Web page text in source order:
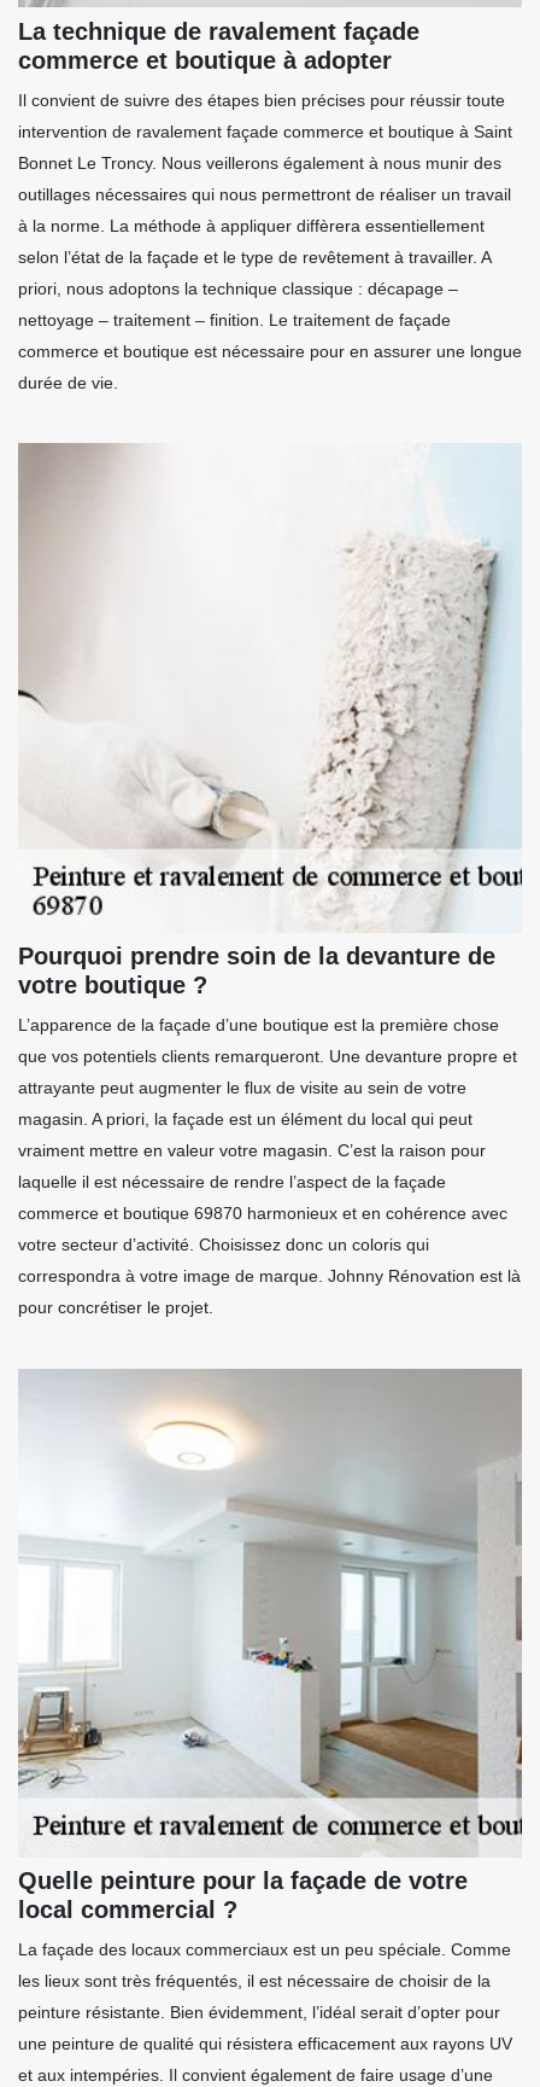
La technique de ravalement façade
commerce et boutique à adopter
Il convient de suivre des étapes bien précises pour réussir toute
intervention de ravalement façade commerce et boutique à Saint
Bonnet Le Troncy. Nous veillerons également à nous munir des
outillages nécessaires qui nous permettront de réaliser un travail
à la norme. La méthode à appliquer diffèrera essentiellement
selon l’état de la façade et le type de revêtement à travailler. A
priori, nous adoptons la technique classique : décapage –
nettoyage – traitement – finition. Le traitement de façade
commerce et boutique est nécessaire pour en assurer une longue
durée de vie.
Pourquoi prendre soin de la devanture de
votre boutique ?
L’apparence de la façade d’une boutique est la première chose
que vos potentiels clients remarqueront. Une devanture propre et
attrayante peut augmenter le flux de visite au sein de votre
magasin. A priori, la façade est un élément du local qui peut
vraiment mettre en valeur votre magasin. C’est la raison pour
laquelle il est nécessaire de rendre l’aspect de la façade
commerce et boutique 69870 harmonieux et en cohérence avec
votre secteur d’activité. Choisissez donc un coloris qui
correspondra à votre image de marque. Johnny Rénovation est là
pour concrétiser le projet.
Quelle peinture pour la façade de votre
local commercial ?
La façade des locaux commerciaux est un peu spéciale. Comme
les lieux sont très fréquentés, il est nécessaire de choisir de la
peinture résistante. Bien évidemment, l’idéal serait d’opter pour
une peinture de qualité qui résistera efficacement aux rayons UV
et aux intempéries. Il convient également de faire usage d’une